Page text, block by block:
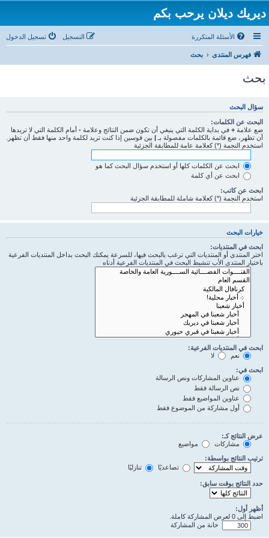
ديريك ديلان يرحب بكم
الأسئلة المتكررة تسجيل الدخول التسجيل
فهرس المنتدى بحث
بحث
سؤال البحث
البحث عن الكلمات:
ضع علامة + في بداية الكلمة التي ينبغي أن تكون ضمن النتائج وعلامة - أمام الكلمة التي لا تريدها
أن تظهر، ضع قائمة بالكلمات مفصولة بـ | بين قوسين إذا كنت تريد لكلمة واحد منها فقط أن تظهر.
استخدم النجمة (*) كعلامة عامة للمطابقة الجزئية
ابحث عن الكلمات كلها أو استخدم سؤال البحث كما هو
ابحث عن أي كلمة
ابحث عن كاتب:
استخدم النجمة (*) كعلامة شاملة للمطابقة الجزئية
خيارات البحث
ابحث في المنتديات:
اختر المنتدى أو المنتديات التي ترغب بالبحث فيها، للسرعة يمكنك البحث بداخل المنتديات الفرعية
باختيار المنتدى الأب تنشيط البحث في المنتديات الفرعية أدناه
ابحث في المنتديات الفرعية:
نعم
لا
ابحث في:
عناوين المشاركات ونص الرسالة
نص الرسالة فقط
عناوين المواضيع فقط
أول مشاركة من الموضوع فقط
عرض النتائج كـ:
مشاركات
مواضيع
ترتيب النتائج بواسطة:
تصاعديًا
تنازليًا
حدد النتائج بوقت سابق:
أظهر أول:
اضبط إلى 0 لعرض المشاركة كاملة.
خانة من المشاركة